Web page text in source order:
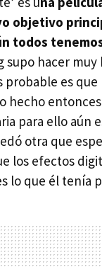
objetivo
todos
supo hacer muy
probable es que
hecho
para ello aún
otra que
los efectos
lo que él tenía